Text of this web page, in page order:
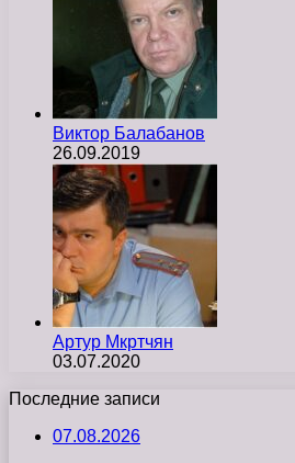
Виктор Балабанов
26.09.2019
Артур Мкртчян
03.07.2020
Последние записи
07.08.2026